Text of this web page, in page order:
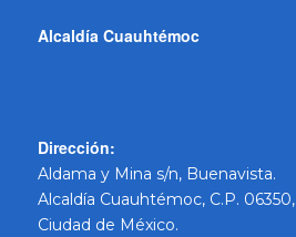
Alcaldía Cuauhtémoc
Dirección:
Aldama y Mina s/n, Buenavista.
Alcaldía Cuauhtémoc, C.P. 06350,
Ciudad de México.